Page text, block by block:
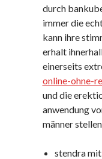
durch
immer die
kann ihre
erhalt
einerseits
online-ohne-
und die
anwendung
männer
stendra